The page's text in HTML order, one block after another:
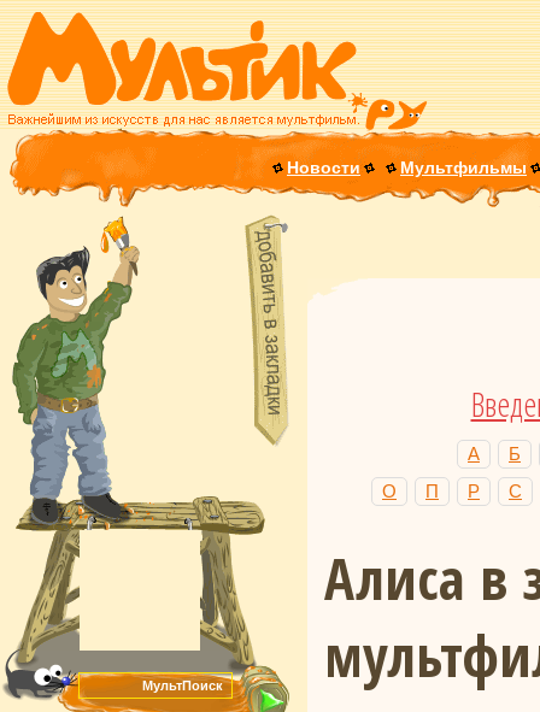
Новости Мультфильмы
А
Б
О
П Р С
Алиса в